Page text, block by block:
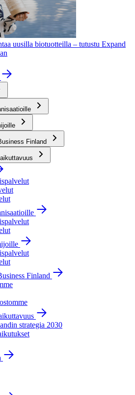
uusilla biotuotteilla – tutustu Expand
Finland
Finland
strategia 2030